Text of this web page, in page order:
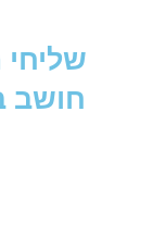
חושב